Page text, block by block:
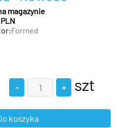
magazynie
Formed
szt